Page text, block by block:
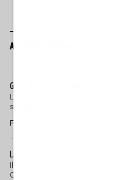
ALTRI ARTICOLI DI ITALIA
GUALTIERI REGALA STANZE D'ALBERGO
Loro strillano in assemblea. Lui
spendere soldi nostri per i voti...
Francesco Storace
LA MOSSA DI ASKATASUNA PER
Il timore, già espresso su Libero
Comune di Torino per la «rifunz...